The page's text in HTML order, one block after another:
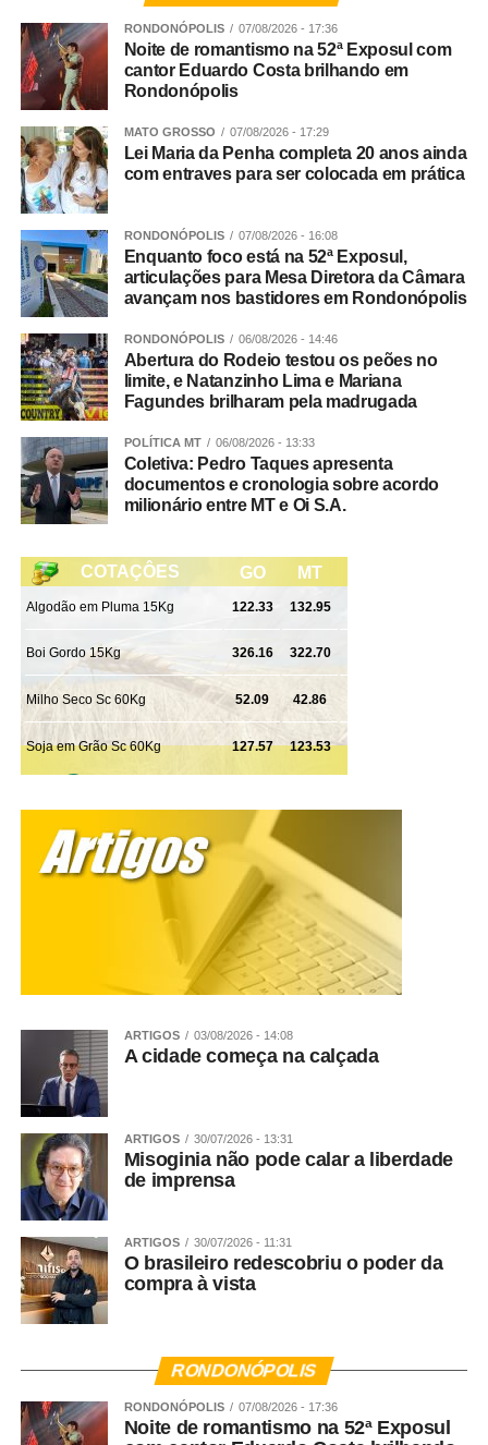
Conforme apurado, trata-se de um grupo criminoso que
atuava nos crimes de tráfico de drogas, extorsão,
exploração de jogos de azar, fraude processual e
falsidade ideológica.
Continuidade
As diligências prosseguem para a conclusão das
investigações e finalização do inquérito policial, com o
consequente indiciamento dos envolvidos.
Integração
Participaram da Operação Adsumus equipes da
Delegacia Especializada de Roubos e Furtos (Derf) de
Rondonópolis, com apoio da 1ª Delegacia de Polícia de
Tangará da Serra, da Gerência de Combate ao Crime
Organizado (GCCO) e da Delegacia Especializada de
Repressão ao Crime Organizado (Draco).
WhatsApp
Facebook
TwitterMessenger
LinkedIn
Share
RONDONÓPOLIS 07/08/2026 - 17:36
Noite de romantismo na 52ª Exposul com
cantor Eduardo Costa brilhando em
Rondonópolis
MATO GROSSO 07/08/2026 - 17:29
Lei Maria da Penha completa 20 anos ainda
com entraves para ser colocada em prática
RONDONÓPOLIS 07/08/2026 - 16:08
Enquanto foco está na 52ª Exposul,
articulações para Mesa Diretora da Câmara
avançam nos bastidores em Rondonópolis
RONDONÓPOLIS 06/08/2026 - 14:46
Abertura do Rodeio testou os peões no
limite, e Natanzinho Lima e Mariana
Fagundes brilharam pela madrugada
POLÍTICA MT 06/08/2026 - 13:33
Coletiva: Pedro Taques apresenta
documentos e cronologia sobre acordo
milionário entre MT e Oi S.A.
ARTIGOS 03/08/2026 - 14:08
A cidade começa na calçada
ARTIGOS 30/07/2026 - 13:31
Misoginia não pode calar a liberdade
de imprensa
ARTIGOS 30/07/2026 - 11:31
O brasileiro redescobriu o poder da
compra à vista
RONDONÓPOLIS
RONDONÓPOLIS 07/08/2026 - 17:36
Noite de romantismo na 52ª Exposul